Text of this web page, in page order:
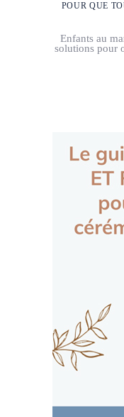
POUR QUE
Enfants au
solutions pour